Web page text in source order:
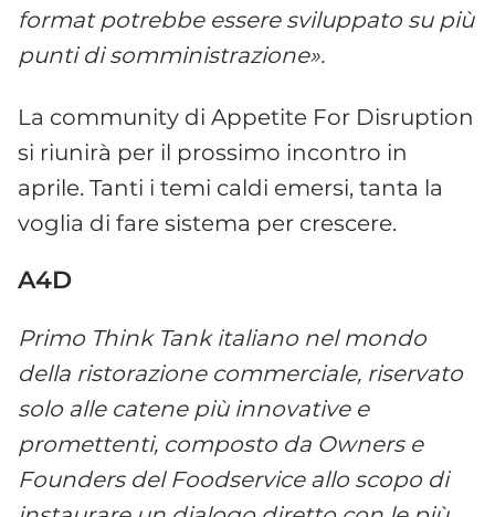
format potrebbe essere sviluppato su più
punti di somministrazione».
La community di Appetite For Disruption
si riunirà per il prossimo incontro in
aprile. Tanti i temi caldi emersi, tanta la
voglia di fare sistema per crescere.
A4D
Primo Think Tank italiano nel mondo
della ristorazione commerciale, riservato
solo alle catene più innovative e
promettenti, composto da Owners e
Founders del Foodservice allo scopo di